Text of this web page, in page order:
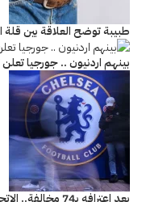
طبيبة توضح العلاقة بين
بينهم اردنيون .. جورجيا تعلن ترحيل
بعد اعترافه